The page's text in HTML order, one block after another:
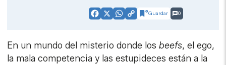
Facebook
X WhatsApp
CopyGuardar 0
En un mundo del misterio donde losbeefs, el ego,
la mala competencia y las estupideces están a la